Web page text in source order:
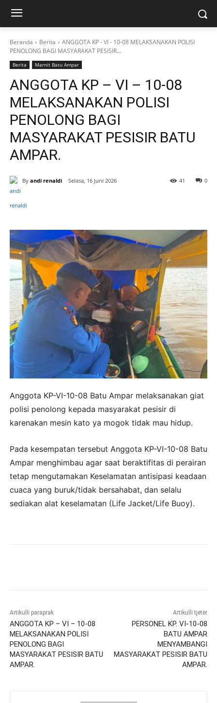
Beranda Berita
ANGGOTA KP - VI - 10-08 MELAKSANAKAN POLISI
PENOLONG BAGI MASYARAKAT PESISIR...
Berita Marnit Batu Ampar
ANGGOTA KP – VI – 10-08
MELAKSANAKAN POLISI
PENOLONG BAGI
MASYARAKAT PESISIR BATU
AMPAR.
By andi renaldi Selasa, 16 Juni 2026 0
41
Anggota KP-VI-10-08 Batu Ampar melaksanakan giat
polisi penolong kepada masyarakat pesisir di
karenakan mesin kato ya mogok tidak mau hidup.
Pada kesempatan tersebut Anggota KP-VI-10-08 Batu
Ampar menghimbau agar saat beraktifitas di perairan
tetap mengutamakan Keselamatan antisipasi keadaan
cuaca yang buruk/tidak bersahabat, dan selalu
sediakan alat keselamatan (Life Jacket/Life Buoy).
Artikulli paraprak
ANGGOTA KP – VI – 10-08
MELAKSANAKAN POLISI
PENOLONG BAGI
MASYARAKAT PESISIR BATU
AMPAR.
Artikulli tjetër
PERSONEL KP. VI-10-08
BATU AMPAR
MENYAMBANGI
MASYARAKAT PESISIR BATU
AMPAR.